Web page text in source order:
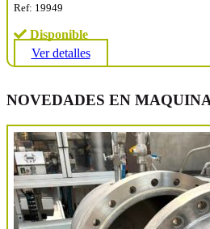
Ref: 19949
Disponible
Ver detalles
NOVEDADES EN